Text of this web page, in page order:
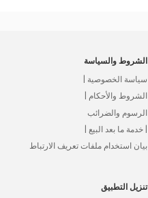
الشروط والسياسة
سياسة الخصوصية |
الشروط والأحكام |
الرسوم والضرائب
| خدمة ما بعد البيع |
بيان استخدام ملفات تعريف الارتباط
تنزيل التطبيق